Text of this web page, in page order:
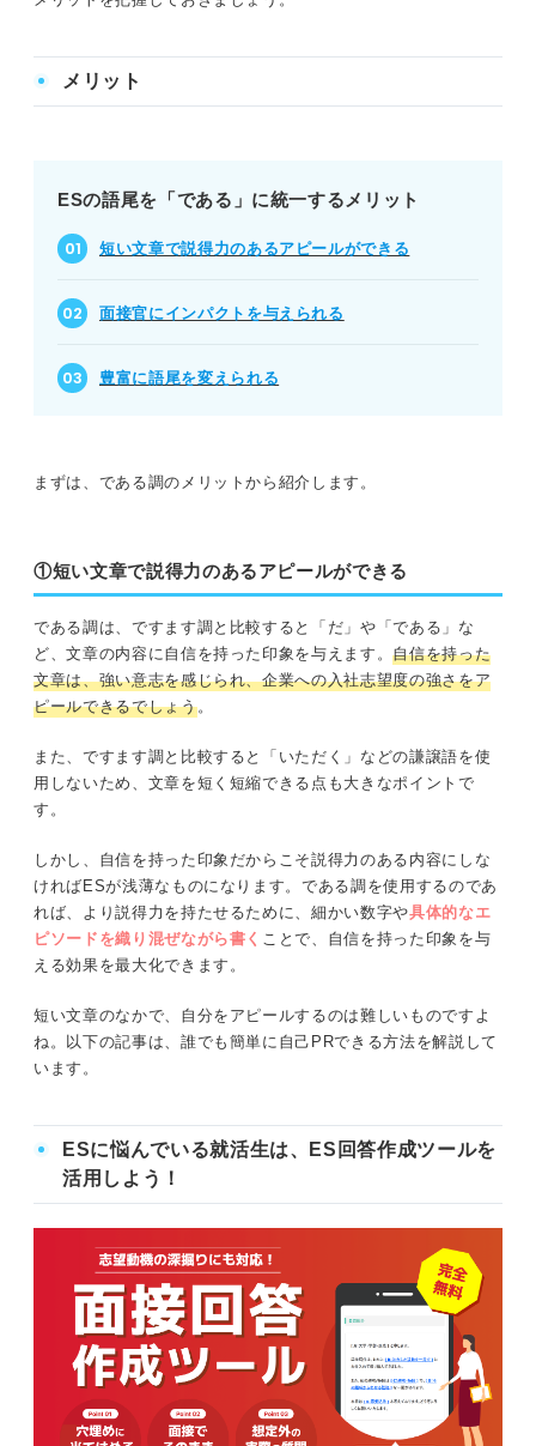
メリット
ESの語尾を「である」に統一するメリット
短い文章で説得力のあるアピールができる
面接官にインパクトを与えられる
豊富に語尾を変えられる
まずは、である調のメリットから紹介します。
①短い文章で説得力のあるアピールができる
である調は、ですます調と比較すると「だ」や「である」な
ど、文章の内容に自信を持った印象を与えます。自信を持った
文章は、強い意志を感じられ、企業への入社志望度の強さをア
ピールできるでしょう。
また、ですます調と比較すると「いただく」などの謙譲語を使
用しないため、文章を短く短縮できる点も大きなポイントで
す。
しかし、自信を持った印象だからこそ説得力のある内容にしな
ければESが浅薄なものになります。である調を使用するのであ
れば、より説得力を持たせるために、細かい数字や具体的なエ
ピソードを織り混ぜながら書く ことで、自信を持った印象を与
える効果を最大化できます。
短い文章のなかで、自分をアピールするのは難しいものですよ
ね。以下の記事は、誰でも簡単に自己PRできる方法を解説して
います。
ESに悩んでいる就活生は、ES回答作成ツールを
活用しよう！